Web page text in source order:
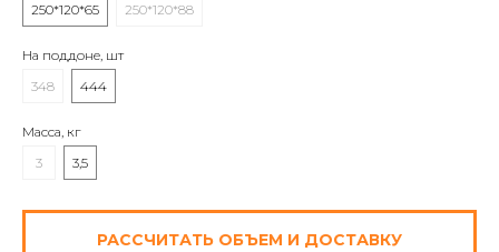
250*120*65
250*120*88
На поддоне, шт
348
444
Масса, кг
3
3,5
РАССЧИТАТЬ ОБЪЕМ И ДОСТАВКУ